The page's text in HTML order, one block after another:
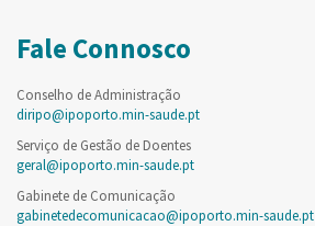
Fale Connosco
Conselho de Administração
diripo@ipoporto.min-saude.pt
Serviço de Gestão de Doentes
geral@ipoporto.min-saude.pt
Gabinete de Comunicação
gabinetedecomunicacao@ipoporto.min-saude.pt